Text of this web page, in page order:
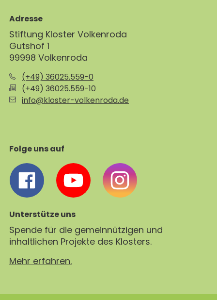
Adresse
Stiftung Kloster Volkenroda
Gutshof 1
99998 Volkenroda
(+49) 36025.559-0
(+49) 36025.559-10
info@kloster-volkenroda.de
Folge uns auf
Unterstütze uns
Spende für die gemeinnützigen und
inhaltlichen Projekte des Klosters.
Mehr erfahren.